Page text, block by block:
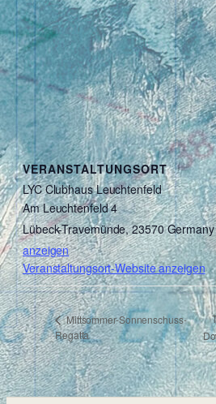
VERANSTALTUNGSORT
LYC Clubhaus Leuchtenfeld
Am Leuchtenfeld 4
Lübeck-Travemünde,23570Germany
anzeigen
Veranstaltungsort-Website anzeigen
Mittsommer-Sonnenschuss-
Regatta